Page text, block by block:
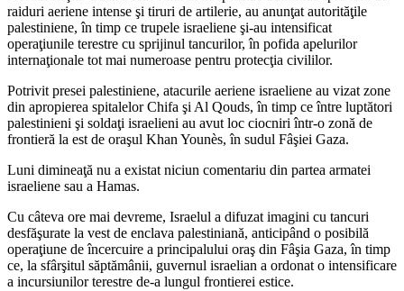
raiduri aeriene intense şi tiruri de artilerie, au anunţat autorităţile
palestiniene, în timp ce trupele israeliene şi-au intensificat
operaţiunile terestre cu sprijinul tancurilor, în pofida apelurilor
internaţionale tot mai numeroase pentru protecţia civililor.
Potrivit presei palestiniene, atacurile aeriene israeliene au vizat zone
din apropierea spitalelor Chifa şi Al Qouds, în timp ce între luptători
palestinieni şi soldaţi israelieni au avut loc ciocniri într-o zonă de
frontieră la est de oraşul Khan Younès, în sudul Fâşiei Gaza.
Luni dimineaţă nu a existat niciun comentariu din partea armatei
israeliene sau a Hamas.
Cu câteva ore mai devreme, Israelul a difuzat imagini cu tancuri
desfăşurate la vest de enclava palestiniană, anticipând o posibilă
operaţiune de încercuire a principalului oraş din Fâşia Gaza, în timp
ce, la sfârşitul săptămânii, guvernul israelian a ordonat o intensificare
a incursiunilor terestre de-a lungul frontierei estice.